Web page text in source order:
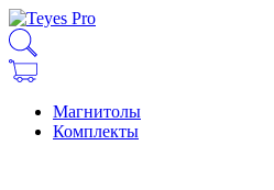
Магнитолы
Комплекты